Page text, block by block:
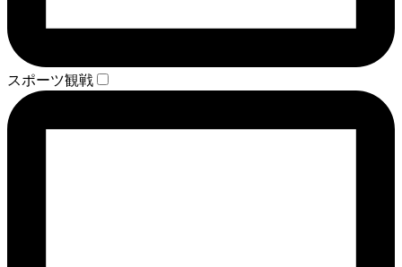
スポーツ観戦